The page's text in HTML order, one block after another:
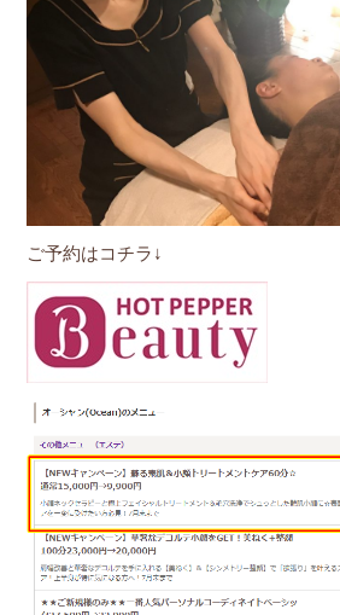
ご予約はコチラ↓